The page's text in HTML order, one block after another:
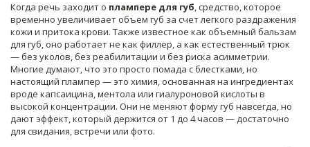
Когда речь заходит о плампере для губ,средство, которое
временно увеличивает объем губ за счет легкого раздражения
кожи и притока крови. Также известное как объемный бальзам
для губ, оно работает не как филлер, а как естественный трюк
— без уколов, без реабилитации и без риска асимметрии.
Многие думают, что это просто помада с блестками, но
настоящий плампер — это химия, основанная на ингредиентах
вроде капсаицина, ментола или гиалуроновой кислоты в
высокой концентрации. Они не меняют форму губ навсегда, но
дают эффект, который держится от 1 до 4 часов — достаточно
для свидания, встречи или фото.